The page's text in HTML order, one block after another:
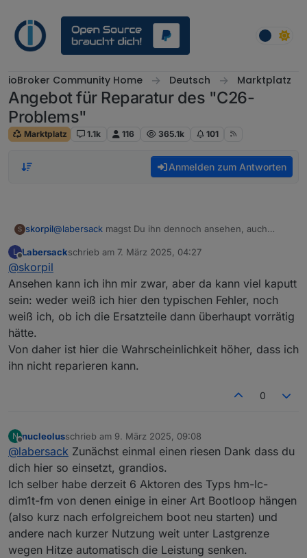
ioBroker Community Home Deutsch Marktplatz
Angebot für Reparatur des "C26-
Problems"
Marktplatz 1.1k 116 365.1k 101
Anmelden zum Antworten
S skorpil@labersack magst Du ihn dennoch ansehen, auch
L
Offline
Labersackschrieb am 7. März 2025, 04:27
zuletzt editiert von
@skorpil
Ansehen kann ich ihn mir zwar, aber da kann viel kaputt
sein: weder weiß ich hier den typischen Fehler, noch
weiß ich, ob ich die Ersatzteile dann überhaupt vorrätig
hätte.
Von daher ist hier die Wahrscheinlichkeit höher, dass ich
ihn nicht reparieren kann.
0
N
Offline
nucleolusschrieb am 9. März 2025, 09:08
zuletzt editiert von
@labersack Zunächst einmal einen riesen Dank dass du
dich hier so einsetzt, grandios.
Ich selber habe derzeit 6 Aktoren des Typs hm-lc-
dim1t-fm von denen einige in einer Art Bootloop hängen
(also kurz nach erfolgreichem boot neu starten) und
andere nach kurzer Nutzung weit unter Lastgrenze
wegen Hitze automatisch die Leistung senken.